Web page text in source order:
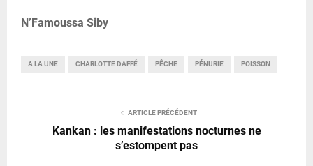
N’Famoussa Siby
A LA UNE CHARLOTTE DAFFÉ PÊCHE PÉNURIE POISSON
ARTICLE PRÉCÉDENT
Kankan : les manifestations nocturnes ne
s’estompent pas